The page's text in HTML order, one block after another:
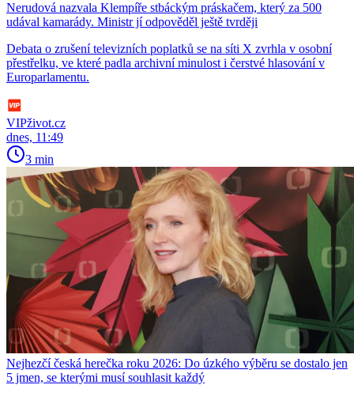
Nerudová nazvala Klempíře stbáckým práskačem, který za 500
udával kamarády. Ministr jí odpověděl ještě tvrději
Debata o zrušení televizních poplatků se na síti X zvrhla v osobní
přestřelku, ve které padla archivní minulost i čerstvé hlasování v
Europarlamentu.
VIPživot.cz
dnes, 11:49
3 min
Nejhezčí česká herečka roku 2026: Do úzkého výběru se dostalo jen
5 jmen, se kterými musí souhlasit každý